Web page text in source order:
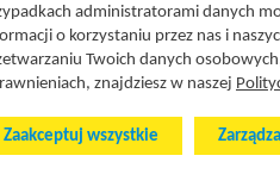
administratorami danych
o korzystaniu przez nas i
Twoich danych
znajdziesz w naszej
Zaakceptuj wszystkie